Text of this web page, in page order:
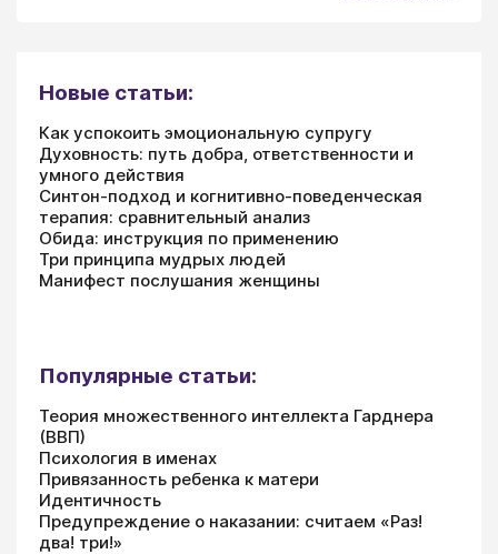
Новые статьи:
Как успокоить эмоциональную супругу
Духовность: путь добра, ответственности и
умного действия
Синтон-подход и когнитивно-поведенческая
терапия: сравнительный анализ
Обида: инструкция по применению
Три принципа мудрых людей
Манифест послушания женщины
Популярные статьи:
Теория множественного интеллекта Гарднера
(ВВП)
Психология в именах
Привязанность ребенка к матери
Идентичность
Предупреждение о наказании: считаем «Раз!
два! три!»